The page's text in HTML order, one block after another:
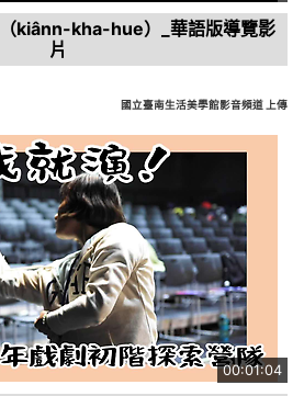
kiânn-kha-hue）_華語版導覽影
片
國立臺南生活美學館影音頻道 上傳
00:01:04